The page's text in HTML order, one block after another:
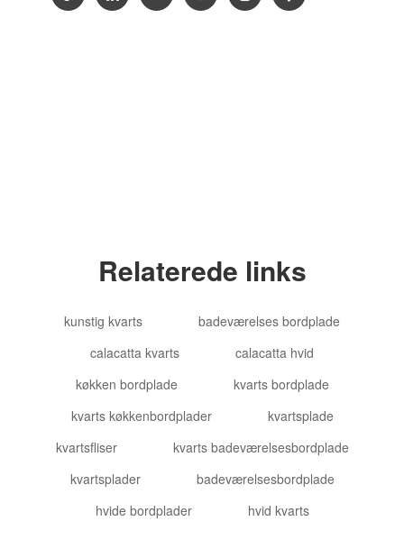
Relaterede links
kunstig kvarts
badeværelses bordplade
calacatta kvarts
calacatta hvid
køkken bordplade
kvarts bordplade
kvarts køkkenbordplader
kvartsplade
kvartsfliser
kvarts badeværelsesbordplade
kvartsplader
badeværelsesbordplade
hvide bordplader
hvid kvarts